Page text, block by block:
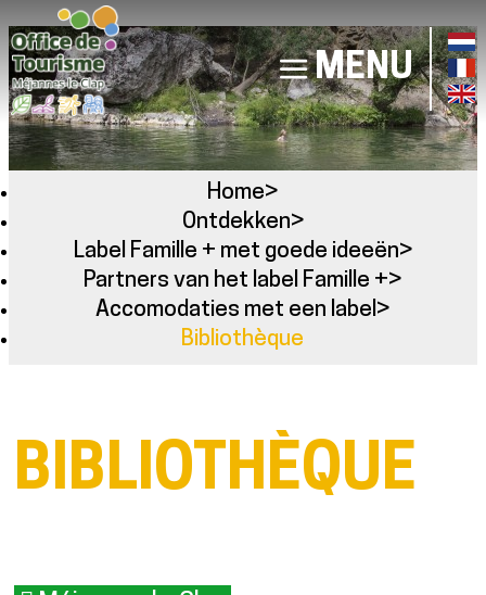
MENU
Home>
Ontdekken>
Label Famille + met goede ideeën>
Partners van het label Famille +>
Accomodaties met een label >
Bibliothèque
BIBLIOTHÈQUE